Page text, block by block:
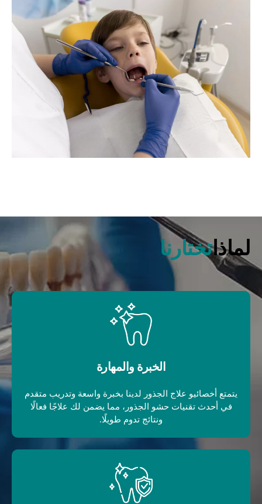
لماذاتختارنا
الخبرة والمهارة
يتمتع أخصائيو علاج الجذور لدينا بخبرة واسعة وتدريب متقدم
في أحدث تقنيات حشو الجذور، مما يضمن لك علاجًا فعالًا
ونتائج تدوم طويلًا.